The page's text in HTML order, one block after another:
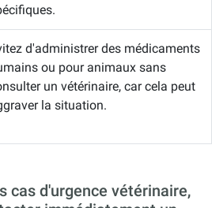
d'administrer des médicaments
ou pour animaux sans
un vétérinaire, car cela peut
la situation.
cas d'urgence vétérinaire,